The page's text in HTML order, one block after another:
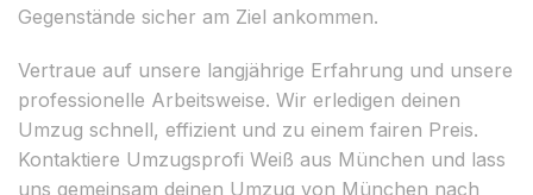
Gegenstände sicher am Ziel ankommen.
Vertraue auf unsere langjährige Erfahrung und unsere
professionelle Arbeitsweise. Wir erledigen deinen
Umzug schnell, effizient und zu einem fairen Preis.
Kontaktiere Umzugsprofi Weiß aus München und lass
uns gemeinsam deinen Umzug von München nach